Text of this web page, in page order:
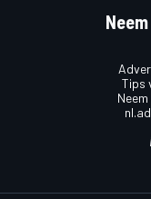
Tips